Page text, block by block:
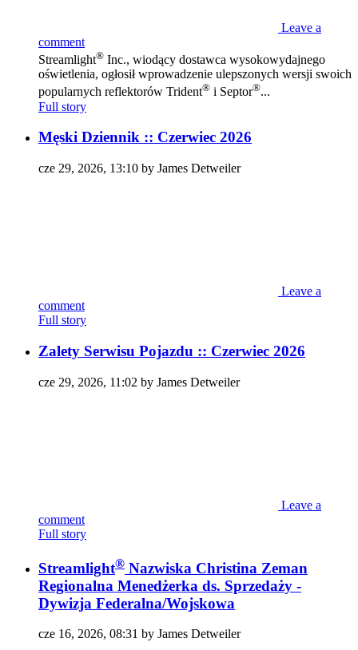
Leave a
comment
Streamlight® Inc., wiodący dostawca wysokowydajnego
oświetlenia, ogłosił wprowadzenie ulepszonych wersji swoich
popularnych reflektorów Trident® i Septor®...
Full story
Męski Dziennik :: Czerwiec 2026
cze 29, 2026, 13:10 by James Detweiler
Leave a
comment
Full story
Zalety Serwisu Pojazdu :: Czerwiec 2026
cze 29, 2026, 11:02 by James Detweiler
Leave a
comment
Full story
Streamlight® Nazwiska Christina Zeman
Regionalna Menedżerka ds. Sprzedaży -
Dywizja Federalna/Wojskowa
cze 16, 2026, 08:31 by James Detweiler